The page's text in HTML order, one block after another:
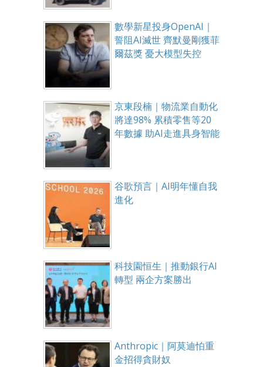
數學新星投身OpenAI｜
誓阻AI滅世 齊默曼剛獲菲
爾茲獎 憂大模型失控
京東段楠｜物流業自動化
將達98% 累積零售等20
年數據 助AI走進具身智能
谷歌預言｜AI明年懂自我
進化
科技園恒生｜推動銀行AI
轉型 兩企方案勝出
Anthropic｜阿莫迪怕重
金招得貪財奴